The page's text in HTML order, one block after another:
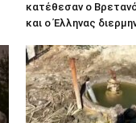
κατέθεσαν ο
και ο Έλληνας